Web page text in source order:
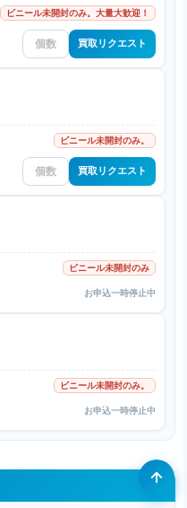
ビニール未開封のみ。大量大歓迎！
買取リクエスト
ビニール未開封のみ。
買取リクエスト
ビニール未開封のみ
お申込一時停止中
ビニール未開封のみ。
お申込一時停止中